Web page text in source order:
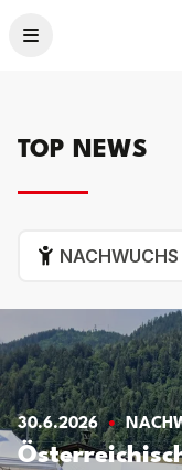
TOP NEWS
NACHWUCHS
30.6.2026